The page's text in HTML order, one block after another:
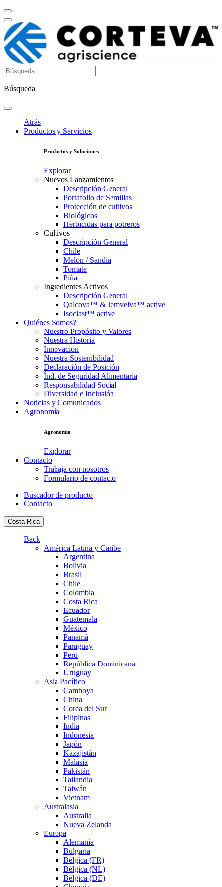
Búsqueda
Atrás
Productos y Servicios
Productos y Soluciones
Explorar
Nuevos Lanzamientos
Descripción General
Portafolio de Semillas
Protección de cultivos
Biológicos
Herbicidas para potreros
Cultivos
Descripción General
Chile
Melon / Sandía
Tomate
Piña
Ingredientes Activos
Descripción General
Qalcova™ & Jemvelva™ active
Isoclast™ active
Quiénes Somos?
Nuestro Propósito y Valores
Nuestra Historia
Innovación
Nuestra Sostenibilidad
Declaración de Posición
Índ. de Seguridad Alimentaria
Responsabilidad Social
Diversidad e Inclusión
Noticias y Comunicados
Agronomía
Agronomía
Explorar
Contacto
Trabaja con nosotros
Formulario de contacto
Buscador de producto
Contacto
Costa Rica
Back
América Latina y Caribe
Argentina
Bolivia
Brasil
Chile
Colombia
Costa Rica
Ecuador
Guatemala
México
Panamá
Paraguay
Perú
República Dominicana
Uruguay
Asia Pacífico
Camboya
China
Corea del Sur
Filipinas
India
Indonesia
Japón
Kazajistán
Malasia
Pakistán
Tailandia
Taiwán
Vietnam
Australasia
Australia
Nueva Zelanda
Europa
Alemania
Bulgaria
Bélgica (FR)
Bélgica (NL)
Bélgica (DE)